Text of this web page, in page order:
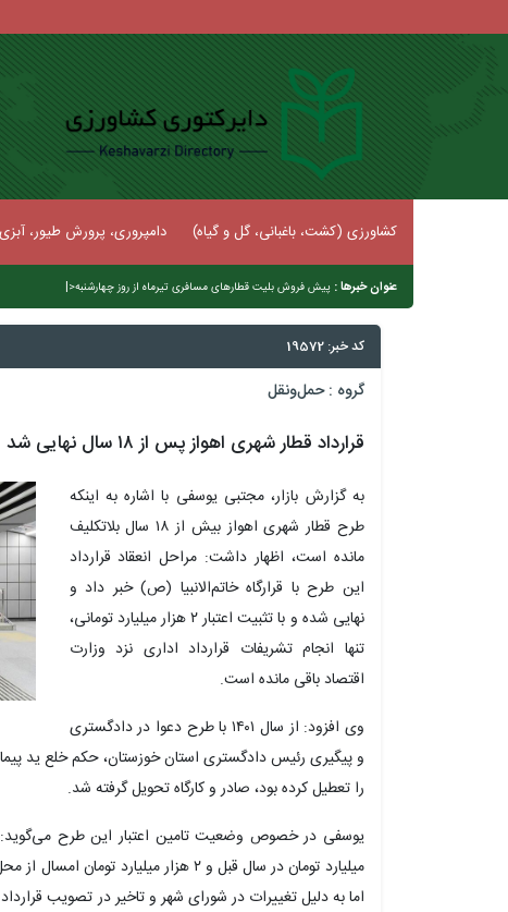
کشاورزی (کشت، باغبانی، گل و گیاه) دامپروری، پرورش طیور،
عنوان خبرها : پیش فروش بلیت‌ قطارهای مسافری تیرماه از روز چهارشنبه|
کد خبر: 19572
گروه :حمل‌و‌نقل
قرارداد قطار شهری اهواز پس از ۱۸ سال نهایی شد
به گزارش بازار، مجتبی یوسفی با اشاره به اینکه
طرح قطار شهری اهواز بیش از ۱۸ سال بلاتکلیف
مانده است، اظهار داشت: مراحل انعقاد قرارداد
این طرح با قرارگاه خاتم‌الانبیا (ص) خبر داد و
نهایی شده و با تثبیت اعتبار ۲ هزار میلیارد تومانی،
تنها انجام تشریفات قرارداد اداری نزد وزارت
اقتصاد باقی مانده است.
وی افزود: از سال ۱۴۰۱ با طرح دعوا در دادگستری
را تعطیل کرده بود، صادر و کارگاه تحویل گرفته شد.
یوسفی در خصوص وضعیت تامین اعتبار این طرح می‌گوید:
میلیارد تومان در سال قبل و ۲ هزار
اما به دلیل تغییرات در شورای شهر و تاخیر در تصویب قرارداد